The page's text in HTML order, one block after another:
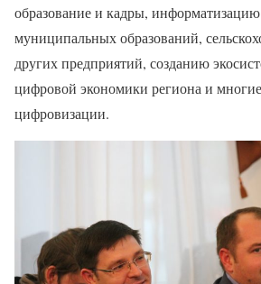
образование и кадры,
муниципальных образований,
других предприятий, созданию
цифровой экономики региона и
цифровизации.